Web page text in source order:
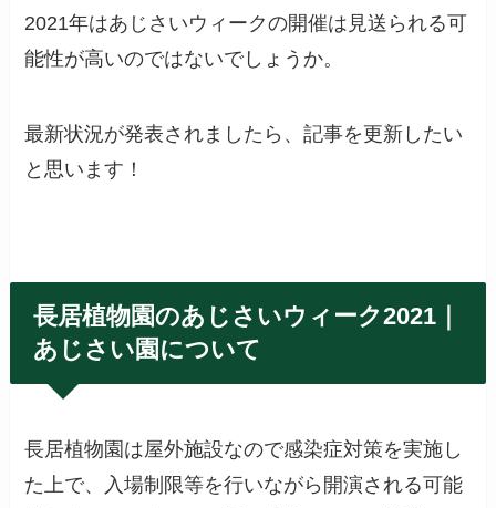
2021年はあじさいウィークの開催は見送られる可
能性が高いのではないでしょうか。
最新状況が発表されましたら、記事を更新したい
と思います！
長居植物園のあじさいウィーク2021｜
あじさい園について
長居植物園は屋外施設なので感染症対策を実施し
た上で、入場制限等を行いながら開演される可能